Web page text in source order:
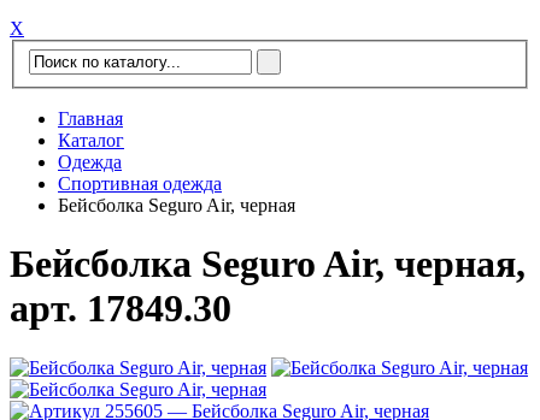
Х
Главная
Каталог
Одежда
Спортивная одежда
Бейсболка Seguro Air, черная
Бейсболка Seguro Air, черная,
арт. 17849.30